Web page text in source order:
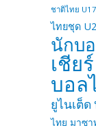
ชาติไทย U17
ไทยชุด
นักบ
เชียร์
บอล
ยูไนเต็ด
ไทย มาซา